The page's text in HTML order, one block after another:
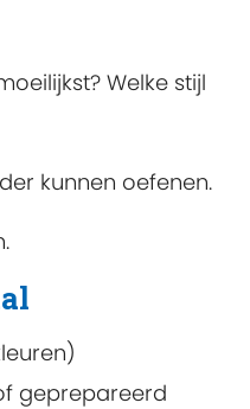
Welke stijl
kunnen oefenen.
geprepareerd